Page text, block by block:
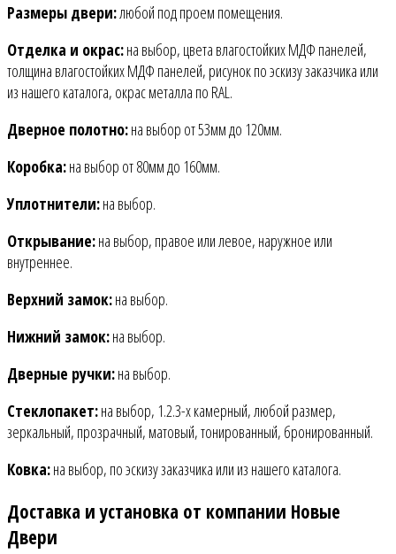
Размеры двери:любой под проем помещения.
Отделка и окрас:на выбор, цвета влагостойких МДФ панелей,
толщина влагостойких МДФ панелей, рисунок по эскизу заказчика или
из нашего каталога, окрас металла по RAL.
Дверное полотно:на выбор от 53мм до 120мм.
Коробка:на выбор от 80мм до 160мм.
Уплотнители:на выбор.
Открывание:на выбор, правое или левое, наружное или
внутреннее.
Верхний замок:на выбор.
Нижний замок:на выбор.
Дверные ручки:на выбор.
Стеклопакет:на выбор, 1.2.3-х камерный, любой размер,
зеркальный, прозрачный, матовый, тонированный, бронированный.
Ковка:на выбор, по эскизу заказчика или из нашего каталога.
Доставка и установка от компании Новые
Двери